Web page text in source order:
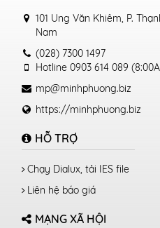
101 Ung Văn Khiêm, P.
Nam
(028) 7300 1497
Hotline 0903 614 089
mp@minhphuong.biz
https://minhphuong.biz
HỖ TRỢ
Chạy Dialux, tải IES file
Liên hệ báo giá
MẠNG XÃ HỘI